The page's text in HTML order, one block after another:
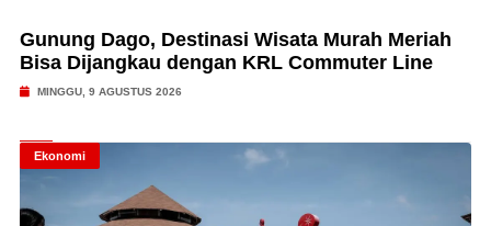
Gunung Dago, Destinasi Wisata Murah Meriah
Bisa Dijangkau dengan KRL Commuter Line
MINGGU, 9 AGUSTUS 2026
Ekonomi